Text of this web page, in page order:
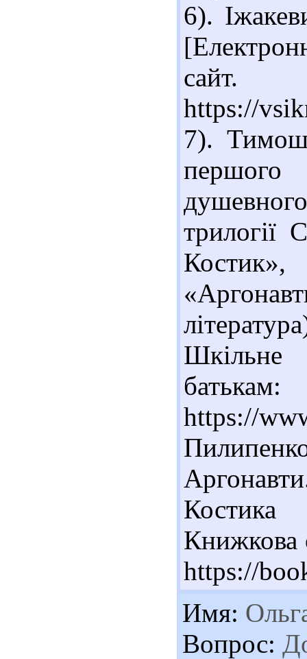
6).
сайт.
https://
7).
першого
трилогії
https://
Книжкова
https://
Имя:
Вопрос: